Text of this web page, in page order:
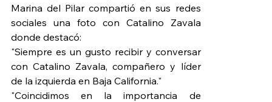
Marina del Pilar compartió en sus redes
sociales una foto con Catalino Zavala
donde destacó:
"Siempre es un gusto recibir y conversar
con Catalino Zavala, compañero y líder
de la izquierda en Baja California."
"Coincidimos en la importancia de